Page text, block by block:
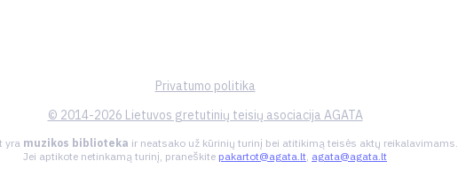
Privatumo politika
© 2014-2026 Lietuvos gretutinių teisių asociacija AGATA
yra muzikos biblioteka ir neatsako už kūrinių turinį bei atitikimą teisės aktų reikalavimams.
Jei aptikote netinkamą turinį, praneškite pakartot@agata.lt, agata@agata.lt